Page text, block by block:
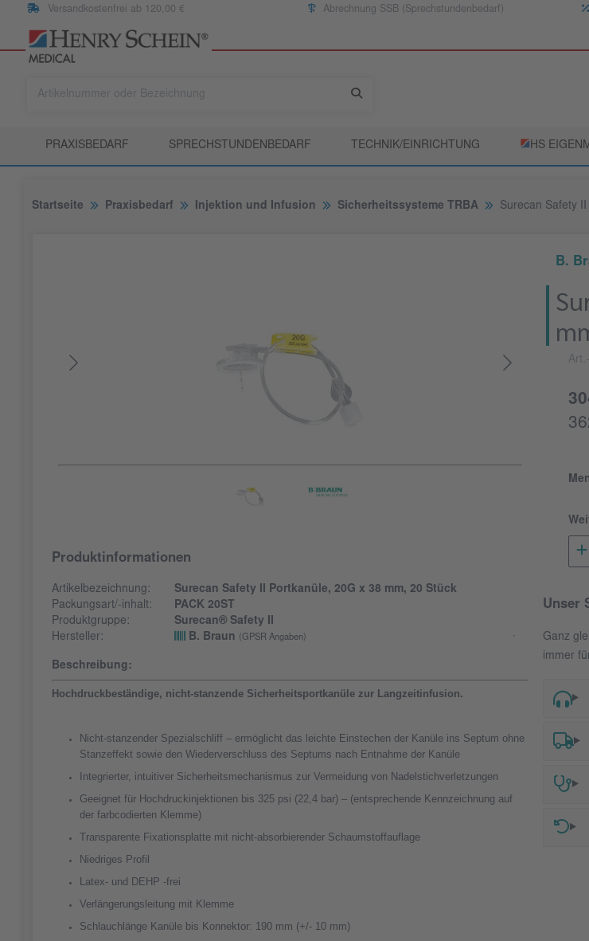
Versandkostenfrei ab 120,00 € Abrechnung SSB (Sprechstundenbedarf)
PRAXISBEDARF SPRECHSTUNDENBEDARF TECHNIK/EINRICHTUNG ­HS
Startseite Praxisbedarf Injektion und Infusion Sicherheitssysteme TRBA Surecan Safety
Produktinformationen
Artikelbezeichnung:
Surecan Safety II Portkanüle, 20G x 38 mm, 20 Stück
Packungsart/-inhalt:
PACK 20ST
Produktgruppe:
Surecan® Safety II
Hersteller:
B. Braun (GPSR Angaben)
Beschreibung:
Hochdruckbeständige, nicht-stanzende Sicherheitsportkanüle zur Langzeitinfusion.
Nicht-stanzender Spezialschliff – ermöglicht das leichte Einstechen der Kanüle ins Septum ohne
Stanzeffekt sowie den Wiederverschluss des Septums nach Entnahme der Kanüle
Integrierter, intuitiver Sicherheitsmechanismus zur Vermeidung von Nadelstichverletzungen
Geeignet für Hochdruckinjektionen bis 325 psi (22,4 bar) – (entsprechende Kennzeichnung auf
der farbcodierten Klemme)
Transparente Fixationsplatte mit nicht-absorbierender Schaumstoffauflage
Niedriges Profil
Latex- und DEHP -frei
Verlängerungsleitung mit Klemme
Schlauchlänge Kanüle bis Konnektor: 190 mm (+/- 10 mm)
B.
Unser
Ganz
immer